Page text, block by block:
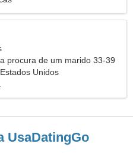
procura de um marido 33-39
Unidos
UsaDatingGo